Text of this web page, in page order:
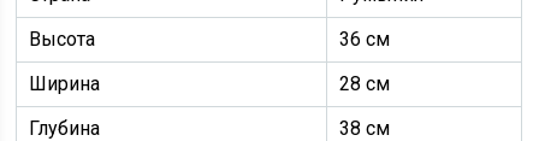
Высота
36 см
Ширина
28 см
Глубина
38 см